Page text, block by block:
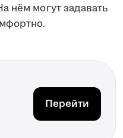
нём могут задавать
Перейти